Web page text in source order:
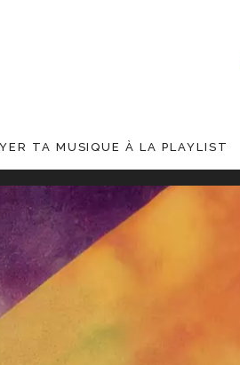
TA MUSIQUE À LA PLAYLIST